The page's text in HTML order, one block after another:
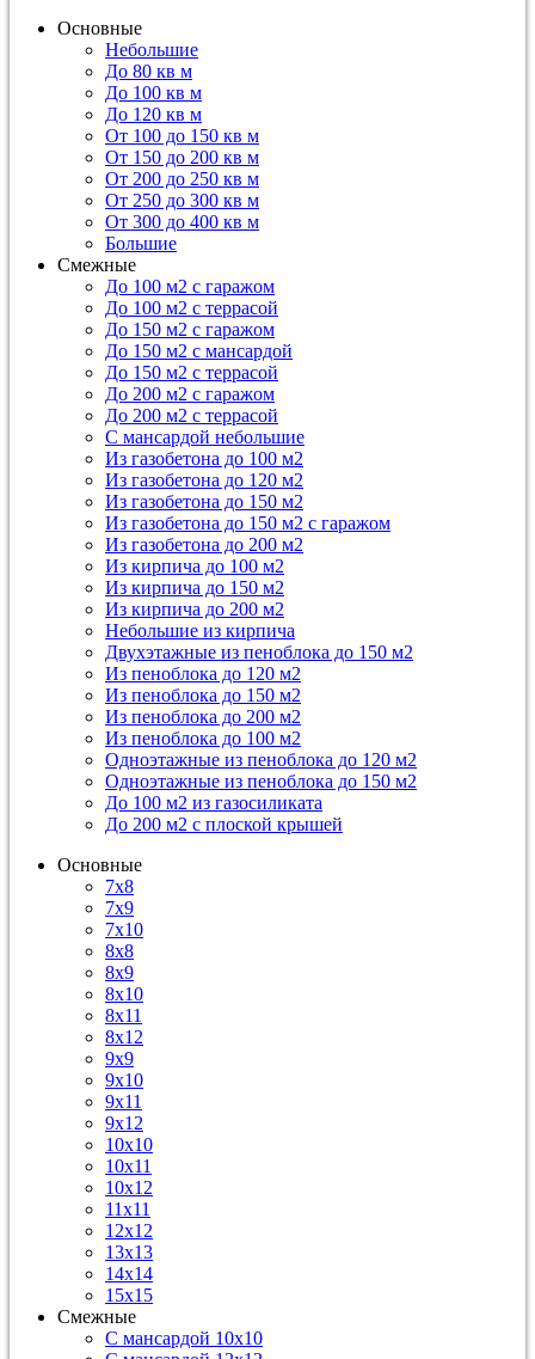
Основные
Небольшие
До 80 кв м
До 100 кв м
До 120 кв м
От 100 до 150 кв м
От 150 до 200 кв м
От 200 до 250 кв м
От 250 до 300 кв м
От 300 до 400 кв м
Большие
Смежные
До 100 м2 с гаражом
До 100 м2 с террасой
До 150 м2 с гаражом
До 150 м2 с мансардой
До 150 м2 с террасой
До 200 м2 с гаражом
До 200 м2 с террасой
С мансардой небольшие
Из газобетона до 100 м2
Из газобетона до 120 м2
Из газобетона до 150 м2
Из газобетона до 150 м2 с гаражом
Из газобетона до 200 м2
Из кирпича до 100 м2
Из кирпича до 150 м2
Из кирпича до 200 м2
Небольшие из кирпича
Двухэтажные из пеноблока до 150 м2
Из пеноблока до 120 м2
Из пеноблока до 150 м2
Из пеноблока до 200 м2
Из пеноблока до 100 м2
Одноэтажные из пеноблока до 120 м2
Одноэтажные из пеноблока до 150 м2
До 100 м2 из газосиликата
До 200 м2 с плоской крышей
Основные
7х8
7х9
7х10
8х8
8х9
8х10
8х11
8х12
9х9
9х10
9х11
9х12
10х10
10х11
10х12
11х11
12х12
13х13
14х14
15х15
Смежные
С мансардой 10х10